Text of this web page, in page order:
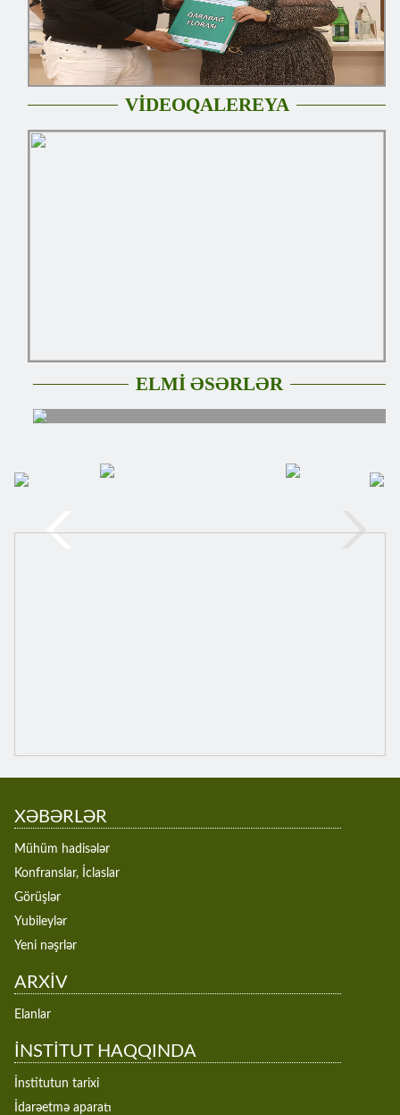
VİDEOQALEREYA
ELMİ ƏSƏRLƏR
XƏBƏRLƏR
Mühüm hadisələr
Konfranslar, İclaslar
Görüşlər
Yubileylər
Yeni nəşrlər
ARXİV
Elanlar
İNSTİTUT HAQQINDA
İnstitutun tarixi
İdarəetmə aparatı